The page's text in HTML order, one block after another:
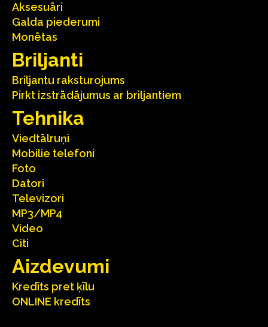
Aksesuāri
Galda piederumi
Monētas
Briljanti
Briljantu raksturojums
Pirkt izstrādājumus ar briljantiem
Tehnika
Viedtālruņi
Mobilie telefoni
Foto
Datori
Televizori
MP3/MP4
Video
Citi
Aizdevumi
Kredīts pret ķīlu
ONLINE kredīts